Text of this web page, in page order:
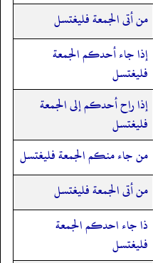
من أتى الجمعة فليغتسل
إذا جاء أحدكم الجمعة
فليغتسل
إذا راح أحدكم إلى الجمعة
فليغتسل
من جاء منكم الجمعة فليغتسل
من أتى الجمعة فليغتسل
ذا جاء احدكم الجمعة
فليغتسل